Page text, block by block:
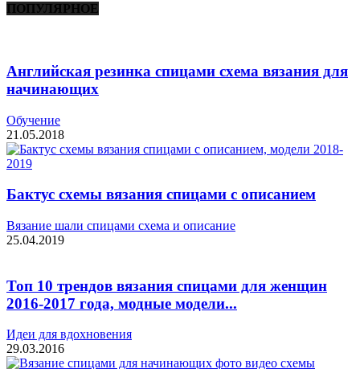
ПОПУЛЯРНОЕ
Английская резинка спицами схема вязания для
начинающих
Обучение
21.05.2018
Бактус схемы вязания спицами с описанием
Вязание шали спицами схема и описание
25.04.2019
Топ 10 трендов вязания спицами для женщин
2016-2017 года, модные модели...
Идеи для вдохновения
29.03.2016